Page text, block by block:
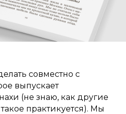
совместно с
выпускает
(не знаю, как другие
такое практикуется). Мы